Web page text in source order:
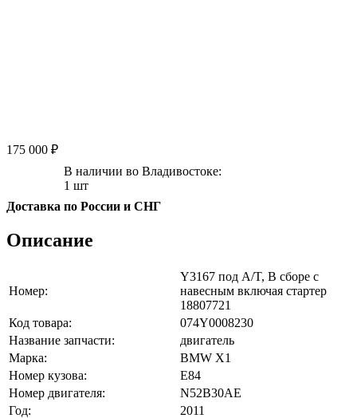
175 000 ₽
В наличии во Владивостоке:
1 шт
Доставка по России и СНГ
Описание
Номер:
Y3167 под A/T, В сборе с
навесным включая стартер
18807721
Код товара:
074Y0008230
Название запчасти:
двигатель
Марка:
BMW X1
Номер кузова:
E84
Номер двигателя:
N52B30AE
Год:
2011